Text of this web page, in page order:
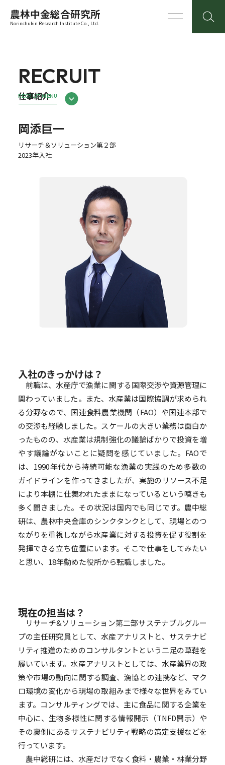
農林中金総合研究所
Norinchukin Research Institute Co., Ltd.
RECRUIT
仕事紹介
RECRUIT MENU
岡添巨一
リサーチ＆ソリューション第２部
2023年入社
入社のきっかけは？
前職は、水産庁で漁業に関する国際交渉や資源管理に
関わっていました。また、水産業は国際協調が求められ
る分野なので、国連食料農業機関（FAO）や国連本部で
の交渉も経験しました。スケールの大きい業務は面白か
ったものの、水産業は規制強化の議論ばかりで投資を増
やす議論がないことに疑問を感じていました。FAOで
は、1990年代から持続可能な漁業の実践のため多数の
ガイドラインを作ってきましたが、実施のリソース不足
により本棚に仕舞われたままになっているという嘆きも
多く聞きました。その状況は国内でも同じです。農中総
研は、農林中央金庫のシンクタンクとして、現場とのつ
ながりを重視しながら水産業に対する投資を促す役割を
発揮できる立ち位置にいます。そこで仕事をしてみたい
と思い、18年勤めた役所から転職しました。
現在の担当は？
リサーチ&ソリューション第二部サステナブルグルー
プの主任研究員として、水産アナリストと、サステナビ
リティ推進のためのコンサルタントという二足の草鞋を
履いています。水産アナリストとしては、水産業界の政
策や市場の動向に関する調査、漁協との連携など、マク
ロ環境の変化から現場の取組みまで様々な世界をみてい
ます。コンサルティングでは、主に食品に関する企業を
中心に、生物多様性に関する情報開示（TNFD開示）や
その裏側にあるサステナビリティ戦略の策定支援などを
行っています。
農中総研には、水産だけでなく食料・農業・林業分野